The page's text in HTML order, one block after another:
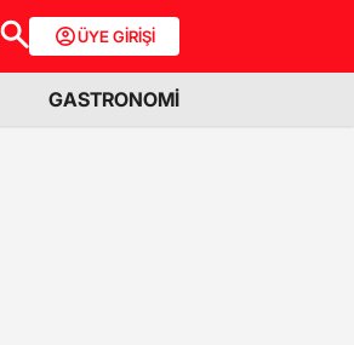
ÜYE GİRİŞİ
GASTRONOMİ